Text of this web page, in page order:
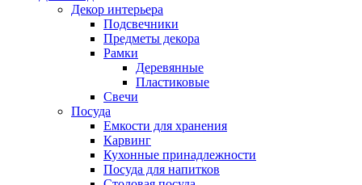
Декор интерьера
Подсвечники
Предметы декора
Рамки
Деревянные
Пластиковые
Свечи
Посуда
Емкости для хранения
Карвинг
Кухонные принадлежности
Посуда для напитков